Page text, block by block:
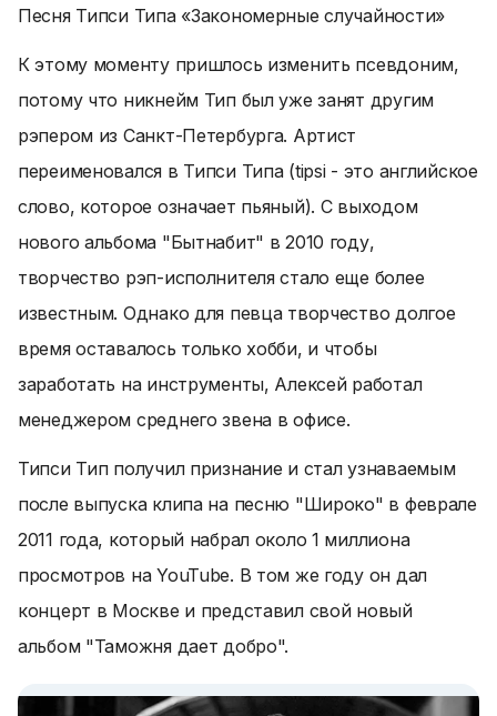
Песня Типси Типа «Закономерные случайности»
К этому моменту пришлось изменить псевдоним,
потому что никнейм Тип был уже занят другим
рэпером из Санкт-Петербурга. Артист
переименовался в Типси Типа (tipsi - это английское
слово, которое означает пьяный). С выходом
нового альбома "Бытнабит" в 2010 году,
творчество рэп-исполнителя стало еще более
известным. Однако для певца творчество долгое
время оставалось только хобби, и чтобы
заработать на инструменты, Алексей работал
менеджером среднего звена в офисе.
Типси Тип получил признание и стал узнаваемым
после выпуска клипа на песню "Широко" в феврале
2011 года, который набрал около 1 миллиона
просмотров на YouTube. В том же году он дал
концерт в Москве и представил свой новый
альбом "Таможня дает добро".